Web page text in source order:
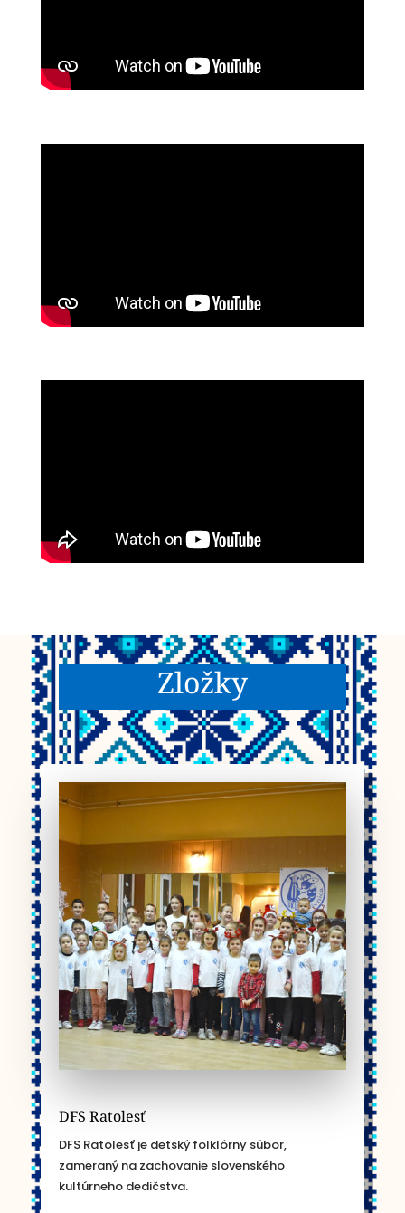
Zložky
DFS Ratolesť
DFS Ratolesť je detský folklórny súbor,
zameraný na zachovanie slovenského
kultúrneho dedičstva.